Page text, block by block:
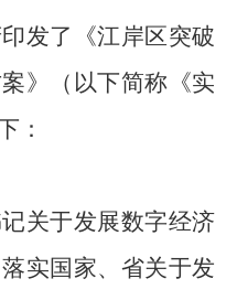
发了
《江岸区突破
》
（以下简称《实
：
关于发展数字经济
实国家、省关于发